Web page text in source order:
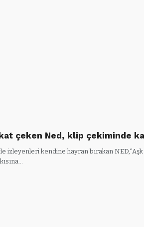
çeken Ned, klip çekiminde
izleyenleri kendine hayran bırakan